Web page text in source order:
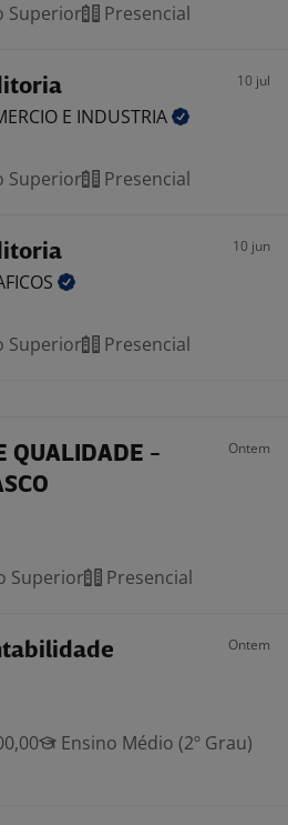
Superior Presencial
10 jul
E INDUSTRIA
Superior Presencial
10 jun
Superior Presencial
QUALIDADE -
Ontem
Superior Presencial
Ontem
Ensino Médio (2º Grau)